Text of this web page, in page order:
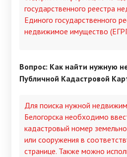
государственного реестра
Единого государственного
недвижимое имущество
Вопрос: Как найти нужную
Публичной Кадастровой
Для поиска нужной
Белогорска необходимо
кадастровый номер
или сооружения в
странице. Также можно